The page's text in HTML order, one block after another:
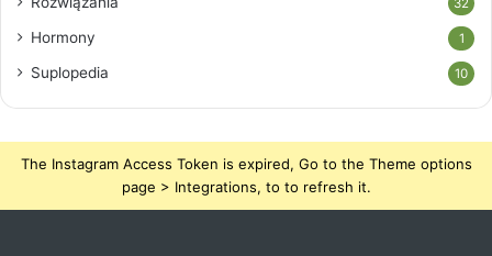
32
Hormony 1
Suplopedia 10
The Instagram Access Token is expired, Go to the Theme options
page > Integrations, to to refresh it.